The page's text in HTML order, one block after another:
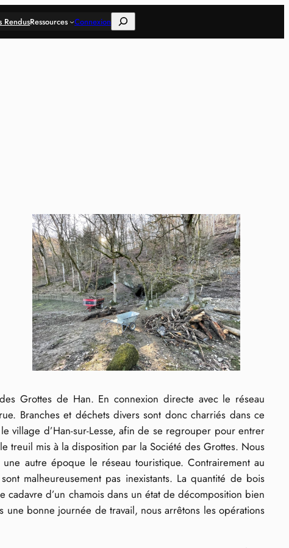
RendusRessources Connexion Rechercher
Grottes de Han. En connexion directe avec le réseau
Branches et déchets divers sont donc charriés dans ce
village d’Han-sur-Lesse, afin de se regrouper pour entrer
treuil mis à la disposition par la Société des Grottes. Nous
autre époque le réseau touristique. Contrairement au
malheureusement pas inexistants. La quantité de bois
d’un chamois dans un état de décomposition bien
bonne journée de travail, nous arrêtons les opérations